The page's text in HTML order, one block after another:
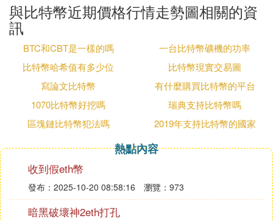
隨著川普在2024 年11 月勝選，加密貨幣
的高價，然而，在這之後，比特幣價格不
斷調整，劇烈的行情一度讓虛擬貨幣市場
超過20 萬人爆倉。
那麼，比特幣爆倉是什麼意思？為什麼會
爆倉？投資者應該如何避免虛擬貨幣爆倉
呢？
隨著比特幣繼續下跌，虛擬貨幣爆倉達10
億美元
在交易量第二大的加密貨幣交易所Bybit 2
月底被駭後，加密貨幣市場情緒轉為恐
慌，比特幣也一度跌破8 萬美元。
與比特幣近期價格行情走勢圖相關的資
訊
BTC和CBT是一樣的嗎
一台比特幣礦機的功率
比特幣哈希值有多少位
比特幣現實交易圖
寫論文比特幣
有什麼購買比特幣的平台
1070比特幣好挖嗎
瑞典支持比特幣嗎
區塊鏈比特幣犯法嗎
2019年支持比特幣的國家
熱點內容
收到假eth幣
發布：2025-10-20 08:58:16 瀏覽：973
暗黑破壞神2eth打孔